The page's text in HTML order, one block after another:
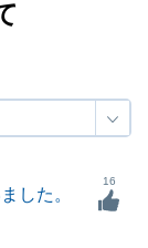
した。
16